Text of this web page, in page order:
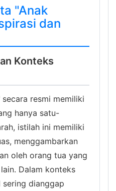
"Anak
dan
Konteks
resmi memiliki
hanya satu-
istilah ini memiliki
menggambarkan
oleh orang tua yang
Dalam konteks
sering dianggap